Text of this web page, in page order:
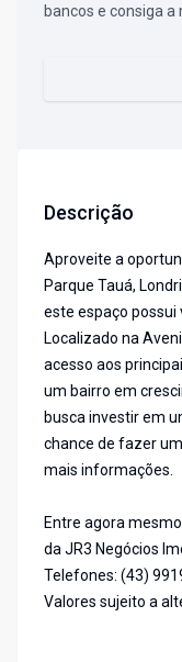
bancos e consiga
Descrição
Aproveite a
Parque Tauá,
este espaço possui
Localizado na
acesso aos
um bairro em
busca investir em
chance de fazer
mais informações.
Entre agora
da JR3 Negócios
Telefones: (43)
Valores sujeito a